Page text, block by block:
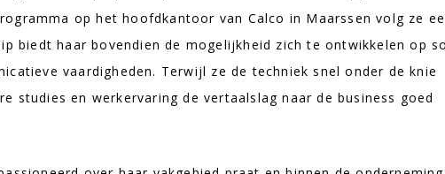
op het hoofdkantoor van Calco in Maarssen volg ze
biedt haar bovendien de mogelijkheid zich te ontwikkelen op
vaardigheden. Terwijl ze de techniek snel onder de knie
studies en werkervaring de vertaalslag naar de business goed